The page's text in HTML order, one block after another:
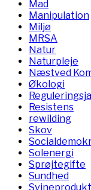
Mad
Manipulation
Miljø
MRSA
Natur
Naturpleje
Næstved
Økologi
Resistens
rewilding
Skov
Solenergi
Sprøjtegifte
Sundhed